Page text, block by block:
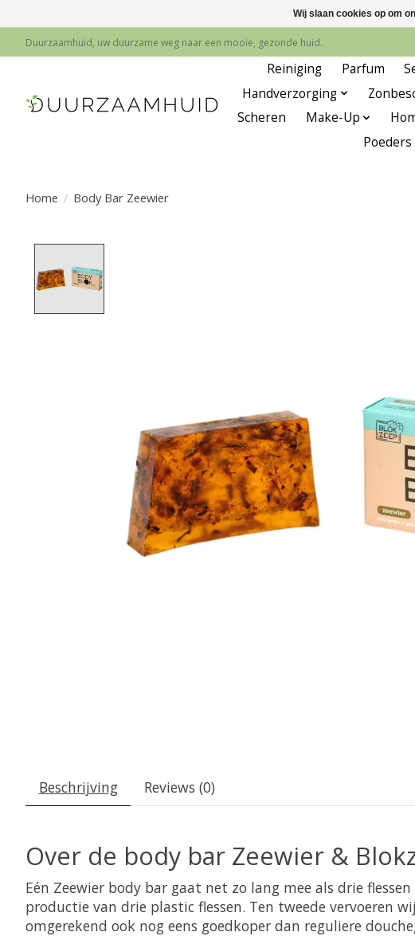
Duurzaamhuid, uw duurzame weg naar een mooie, gezonde huid.
Reiniging Parfum
Handverzorging
Scheren
Make-Up
Poeders
Home / Body Bar Zeewier
Beschrijving Reviews (0)
Over de body bar Zeewier &
Eén Zeewier body bar gaat net zo lang mee als drie
productie van drie plastic flessen. Ten tweede vervoeren
omgerekend ook nog eens goedkoper dan reguliere
Wij slaan cookies op om